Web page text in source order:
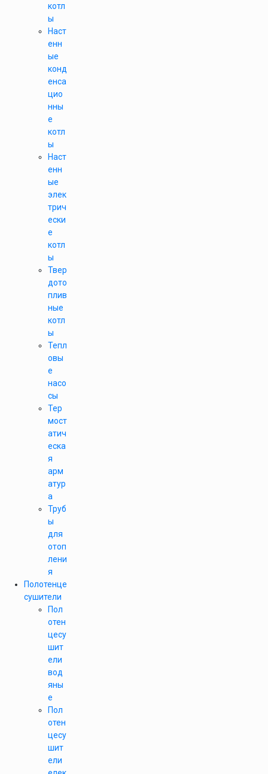
котл
ы
Наст
енн
ые
конд
енса
цио
нны
е
котл
ы
Наст
енн
ые
элек
трич
ески
е
котл
ы
Твер
дото
плив
ные
котл
ы
Тепл
овы
е
насо
сы
Тер
мост
атич
еска
я
арм
атур
а
Труб
ы
для
отоп
лени
я
Полотенце
сушители
Пол
отен
цесу
шит
ели
вод
яны
е
Пол
отен
цесу
шит
ели